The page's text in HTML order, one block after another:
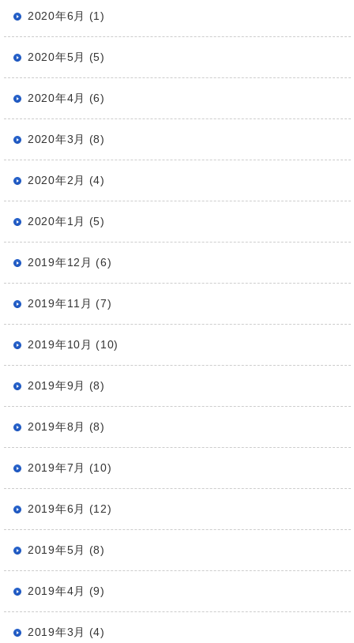
2020年6月 (1)
2020年5月 (5)
2020年4月 (6)
2020年3月 (8)
2020年2月 (4)
2020年1月 (5)
2019年12月 (6)
2019年11月 (7)
2019年10月 (10)
2019年9月 (8)
2019年8月 (8)
2019年7月 (10)
2019年6月 (12)
2019年5月 (8)
2019年4月 (9)
2019年3月 (4)